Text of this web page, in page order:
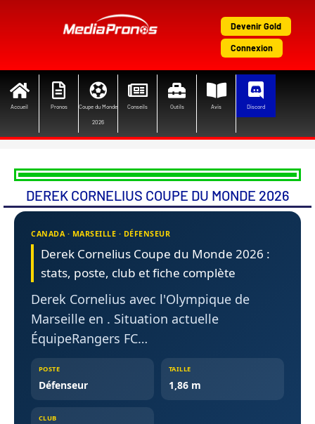
Devenir Gold
Connexion
Accueil Pronos Coupe du Monde
2026
Conseils Outils Avis Discord
DEREK CORNELIUS COUPE DU MONDE 2026
CANADA · MARSEILLE · DÉFENSEUR
Derek Cornelius Coupe du Monde 2026 :
stats, poste, club et fiche complète
Derek Cornelius avec l'Olympique de
Marseille en . Situation actuelle
ÉquipeRangers FC…
POSTE
Défenseur
TAILLE
1,86 m
CLUB